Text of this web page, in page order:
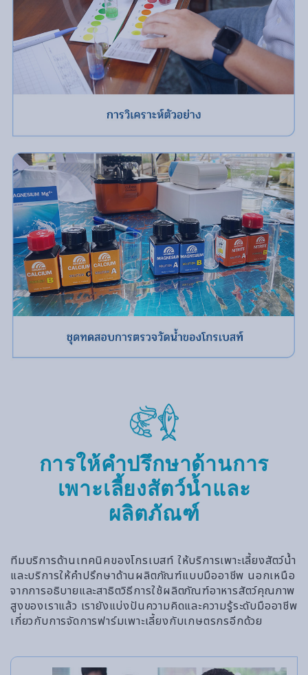
การให้คำปรึกษาด้านการ
เพาะเลี้ยงสัตว์น้ำและ
ผลิตภัณฑ์
ทีมบริการด้านเทคนิคของโกรเบสท์ ให้บริการเพาะเลี้ยงสัตว์น้ำ
และบริการให้คำปรึกษาด้านผลิตภัณฑ์แบบมืออาชีพ นอกเหนือ
จากการอธิบายและสาธิตวิธีการใช้ผลิตภัณฑ์อาหารสัตว์คุณภาพ
สูงของเราแล้ว เรายังแบ่งปันความคิดและความรู้ระดับมืออาชีพ
เกี่ยวกับการจัดการฟาร์มเพาะเลี้ยงกับเกษตรกรอีกด้วย